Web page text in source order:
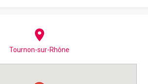
Tournon-sur-Rhône